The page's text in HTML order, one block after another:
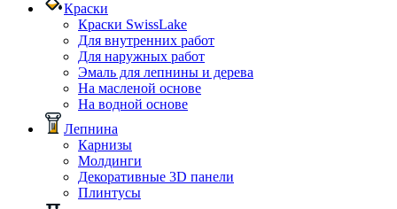
Краски
Краски SwissLake
Для внутренних работ
Для наружных работ
Эмаль для лепнины и дерева
На масленой основе
На водной основе
Лепнина
Карнизы
Молдинги
Декоративные 3D панели
Плинтусы